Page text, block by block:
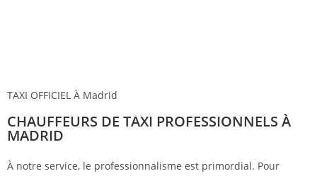
TAXI OFFICIEL À Madrid
CHAUFFEURS DE TAXI PROFESSIONNELS À
MADRID
À notre service, le professionnalisme est primordial. Pour